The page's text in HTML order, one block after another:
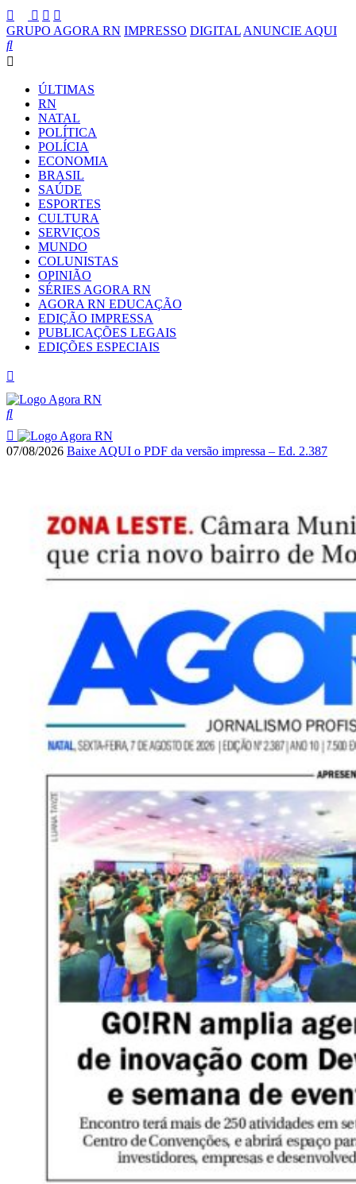
GRUPO AGORA RN IMPRESSO DIGITAL ANUNCIE AQUI
ÚLTIMAS
RN
NATAL
POLÍTICA
POLÍCIA
ECONOMIA
BRASIL
SAÚDE
ESPORTES
CULTURA
SERVIÇOS
MUNDO
COLUNISTAS
OPINIÃO
SÉRIES AGORA RN
AGORA RN EDUCAÇÃO
EDIÇÃO IMPRESSA
PUBLICAÇÕES LEGAIS
EDIÇÕES ESPECIAIS
07/08/2026 Baixe AQUI o PDF da versão impressa – Ed. 2.387